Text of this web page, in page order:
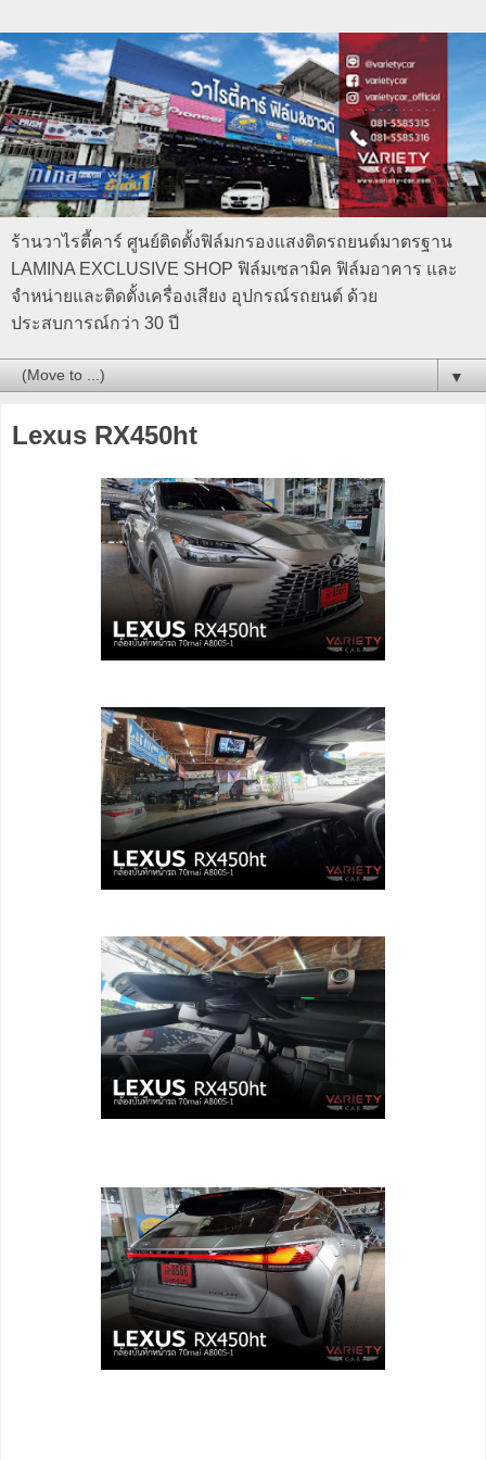
ร้านวาไรตี้คาร์ ศูนย์ติดตั้งฟิล์มกรองแสงติดรถยนต์มาตรฐาน
LAMINA EXCLUSIVE SHOP ฟิล์มเซลามิค ฟิล์มอาคาร และ
จำหน่ายและติดตั้งเครื่องเสียง อุปกรณ์รถยนต์ ด้วย
ประสบการณ์กว่า 30 ปี
▼
Lexus RX450ht